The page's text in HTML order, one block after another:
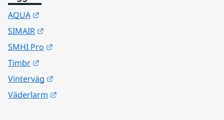
AQUA
SIMAIR
SMHI Pro
Timbr
Vinterväg
Väderlarm